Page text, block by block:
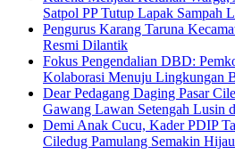
Satpol PP Tutup Lapak Sampah
Pengurus Karang Taruna
Resmi Dilantik
Fokus Pengendalian DBD:
Kolaborasi Menuju Lingkungan
Dear Pedagang Daging Pasar
Gawang Lawan Setengah Lusin
Demi Anak Cucu, Kader PDIP
Ciledug Pamulang Semakin Hijau